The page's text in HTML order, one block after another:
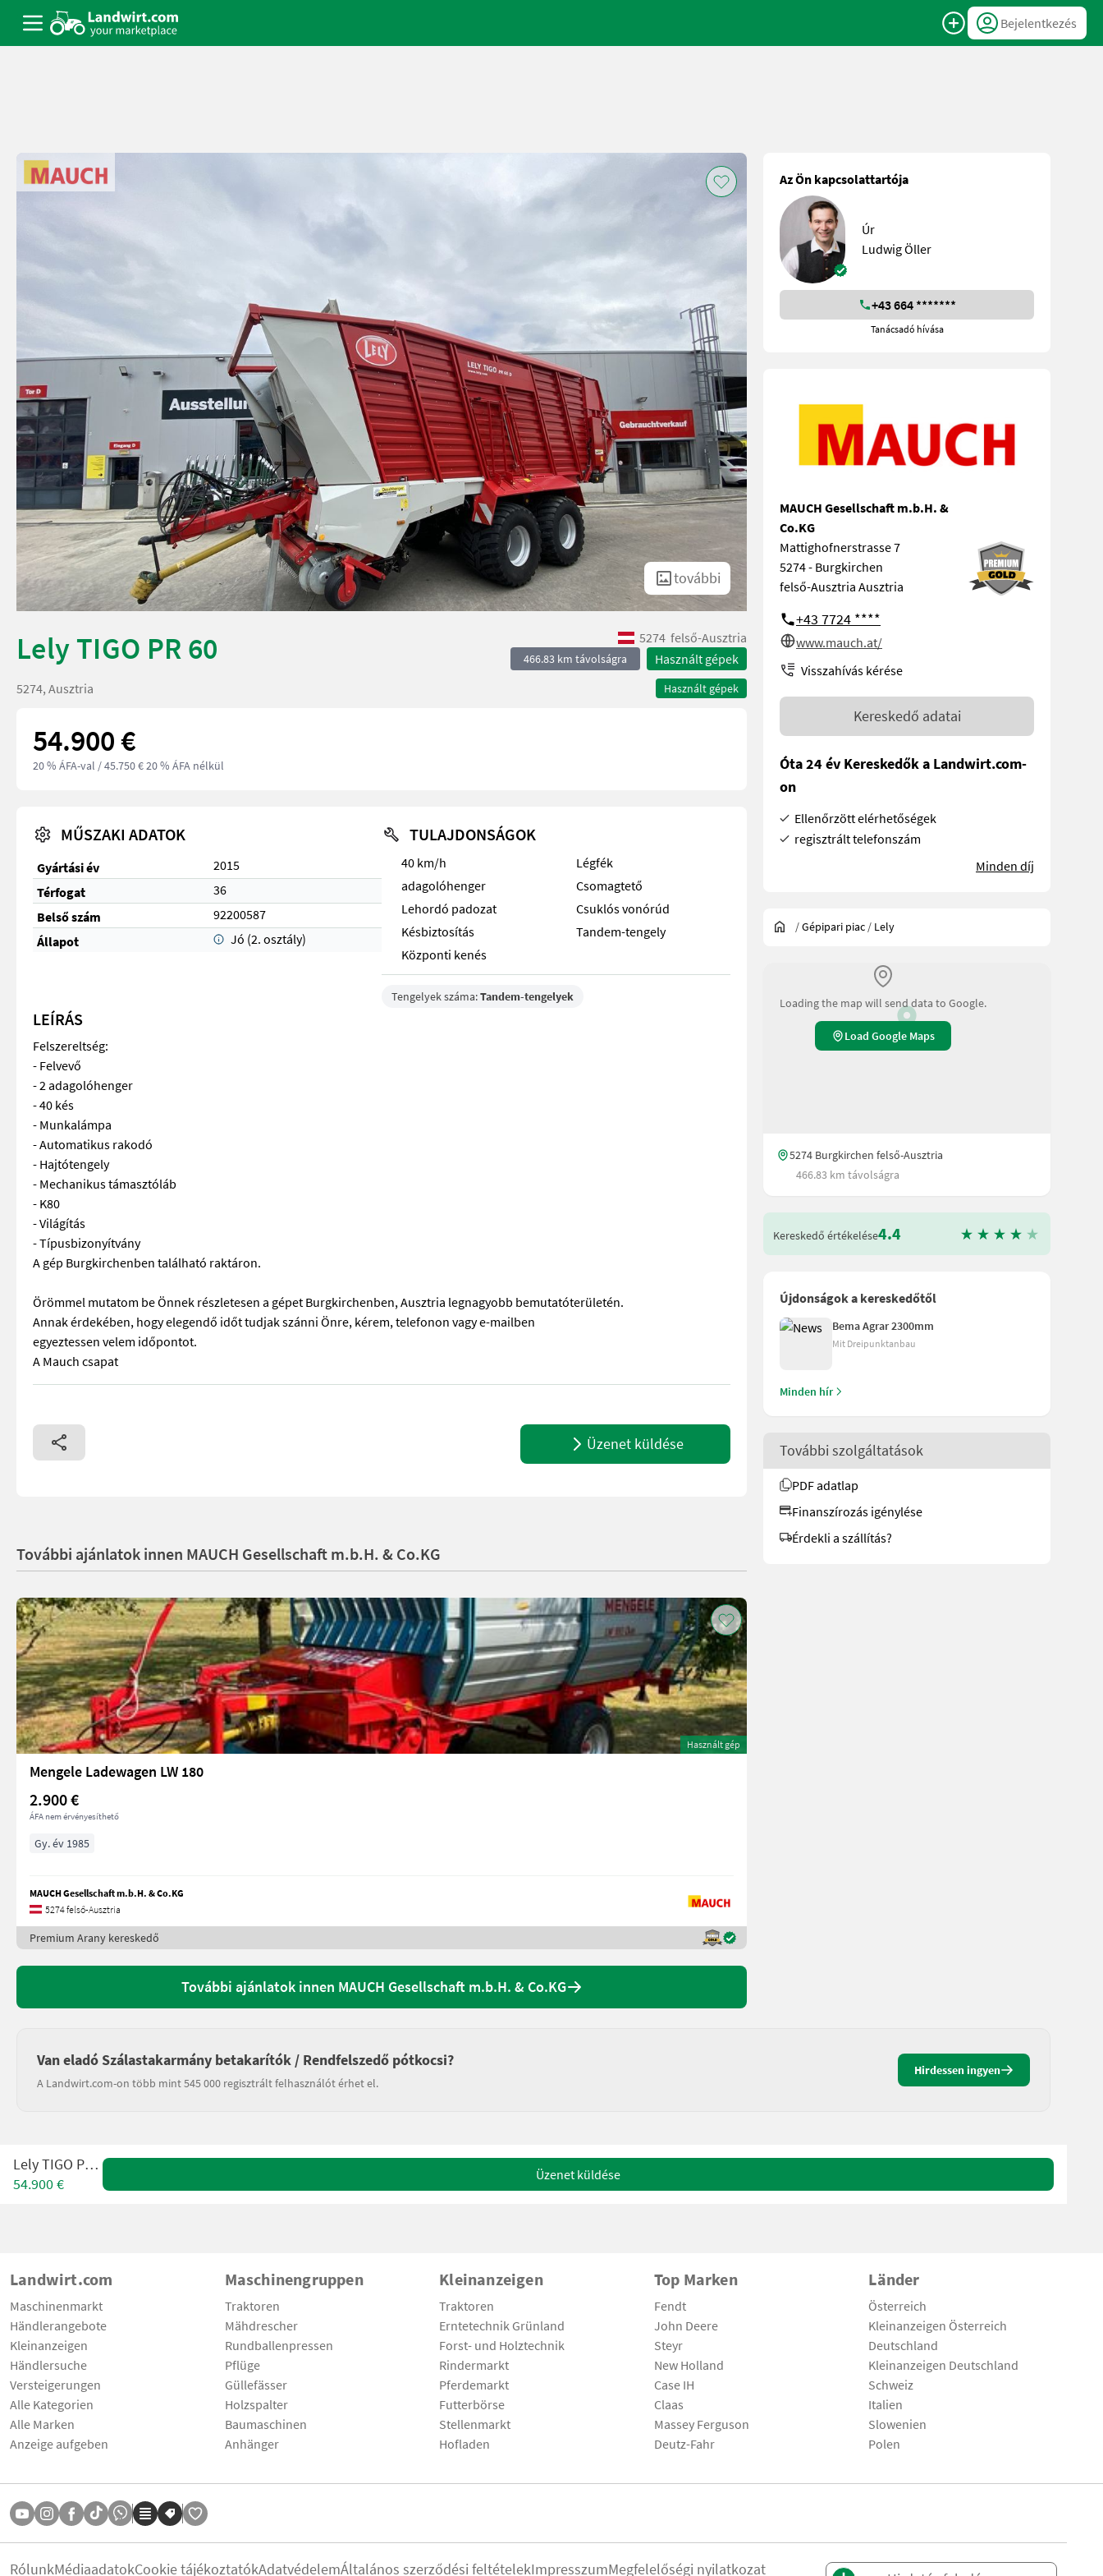
Bejelentkezés
további
Lely TIGO PR 60 5274 felső-Ausztria
466.83 km távolságra Használt gépek
Használt gépek
5274, Ausztria
54.900 €
20 % ÁFA-val / 45.750 € 20 % ÁFA nélkül
MŰSZAKI ADATOK
Gyártási év
2015
Térfogat
36
Belső szám
92200587
Állapot
Jó (2. osztály)
TULAJDONSÁGOK
40 km/h
Légfék
adagolóhenger
Csomagtető
Lehordó padozat
Csuklós vonórúd
Késbiztosítás
Tandem-tengely
Központi kenés
Tengelyek száma:Tandem-tengelyek
LEÍRÁS
Felszereltség:
- Felvevő
- 2 adagolóhenger
- 40 kés
- Munkalámpa
- Automatikus rakodó
- Hajtótengely
- Mechanikus támasztóláb
- K80
- Világítás
- Típusbizonyítvány
A gép Burgkirchenben található raktáron.
Örömmel mutatom be Önnek részletesen a gépet Burgkirchenben, Ausztria legnagyobb bemutatóterületén.
Annak érdekében, hogy elegendő időt tudjak szánni Önre, kérem, telefonon vagy e-mailben
egyeztessen velem időpontot.
A Mauch csapat
Felszereltség: - Felvevő - 2 adagolóhenger - 40 kés - Munkalámpa - Automatikus rakodó - Hajtótengely - Mechanikus támasztóláb - K80 - Világítás - Típusbizonyítvány A gép Burgkirchenben
Üzenet küldése
Az Ön kapcsolattartója
Úr
Ludwig Öller
+43 664 *******
Tanácsadó hívása
MAUCH Gesellschaft m.b.H. &
Co.KG
Mattighofnerstrasse 7
5274 - Burgkirchen
felső-Ausztria Ausztria
+43 7724 ****
www.mauch.at/
Visszahívás kérése
Kereskedő adatai
Óta 24 év Kereskedők a Landwirt.com-
on
Ellenőrzött elérhetőségek
regisztrált telefonszám
Minden díj
/Gépipari piac / Lely
Loading the map will send data to Google.
Load Google Maps
5274 Burgkirchen felső-Ausztria
466.83 km távolságra
Kereskedő értékelése4.4
Újdonságok a kereskedőtől
Bema Agrar 2300mm
Mit Dreipunktanbau
Minden hír
További szolgáltatások
PDF adatlap
Finanszírozás igénylése
Érdekli a szállítás?
További ajánlatok innen MAUCH Gesellschaft m.b.H. & Co.KG
Használt gép
Mengele Ladewagen LW 180
2.900 €
ÁFA nem érvényesíthető
Gy. év 1985
MAUCH Gesellschaft m.b.H. & Co.KG
5274 felső-Ausztria
Premium Arany kereskedő
További ajánlatok innen MAUCH Gesellschaft m.b.H. & Co.KG
Van eladó Szálastakarmány betakarítók / Rendfelszedő pótkocsi?
A Landwirt.com-on több mint 545 000 regisztrált felhasználót érhet el.
Hirdessen ingyen
Lely TIGO PR 60
54.900 €
Üzenet küldése
Landwirt.com
Maschinenmarkt
Händlerangebote
Kleinanzeigen
Händlersuche
Versteigerungen
Alle Kategorien
Alle Marken
Anzeige aufgeben
Maschinengruppen
Traktoren
Mähdrescher
Rundballenpressen
Pflüge
Güllefässer
Holzspalter
Baumaschinen
Anhänger
Kleinanzeigen
Traktoren
Erntetechnik Grünland
Forst- und Holztechnik
Rindermarkt
Pferdemarkt
Futterbörse
Stellenmarkt
Hofladen
Top Marken
Fendt
John Deere
Steyr
New Holland
Case IH
Claas
Massey Ferguson
Deutz-Fahr
Länder
Österreich
Kleinanzeigen Österreich
Deutschland
Kleinanzeigen Deutschland
Schweiz
Italien
Slowenien
Polen
RólunkMédiaadatokCookie tájékoztatókAdatvédelemÁltalános szerződési feltételekImpresszumMegfelelőségi nyilatkozat